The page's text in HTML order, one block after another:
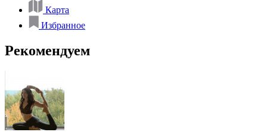
Карта
Избранное
Рекомендуем